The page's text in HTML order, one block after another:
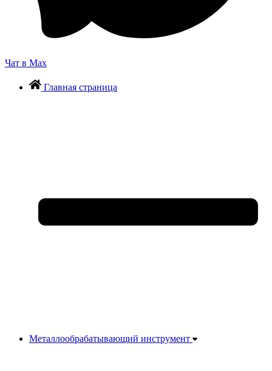
Чат в Max
Главная страница
Металлообрабатывающий инструмент